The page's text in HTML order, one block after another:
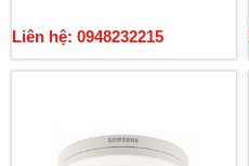
Liên hệ: 0948232215